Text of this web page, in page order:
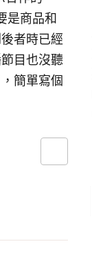
是商品和
者時已經
目也沒聽
簡單寫個